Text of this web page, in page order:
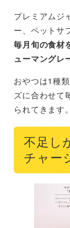
プレミアムジ
ー、ペットサ
毎月旬の食材
ューマングレ
おやつは1種
ズに合わせて
られてきます。
不足し
チャー